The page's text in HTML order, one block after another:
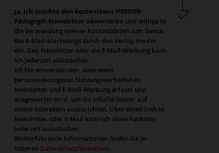
Ja, ich möchte den kostenlosen HERDER-
Pädagogik-Newsletter abonnieren und willige in
die Verwendung meiner Kontaktdaten zum Zweck
des E-Mail-Marketings durch den Verlag Herder
ein. Den Newsletter oder die E-Mail-Werbung kann
ich jederzeit abbestellen.
Ich bin einverstanden, dass mein
personenbezogenes Nutzungsverhalten in
Newsletter und E-Mail-Werbung erfasst und
ausgewertet wird, um die Inhalte besser auf
meine Interessen auszurichten. Über einen Link in
Newsletter oder E-Mail kann ich diese Funktion
jederzeit ausschalten.
Weiterführende Informationen finden Sie in
unseren Datenschutzhinweisen.